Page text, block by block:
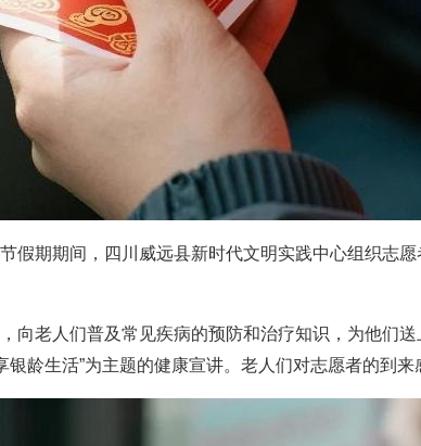
期期间，四川威远县新时代文明实践中心组织志愿
老人们普及常见疾病的预防和治疗知识，为他们
龄生活”为主题的健康宣讲。老人们对志愿者的到来